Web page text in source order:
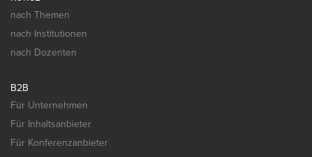
nach Themen
nach Institutionen
nach Dozenten
B2B
Für Unternehmen
Für Inhaltsanbieter
Für Konferenzanbieter